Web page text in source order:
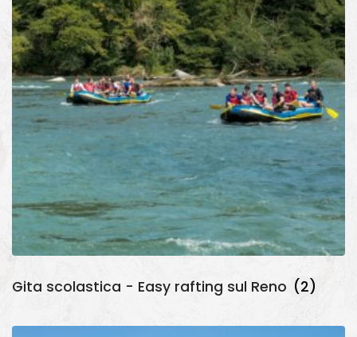
Gita scolastica - Easy rafting sul Reno (2)